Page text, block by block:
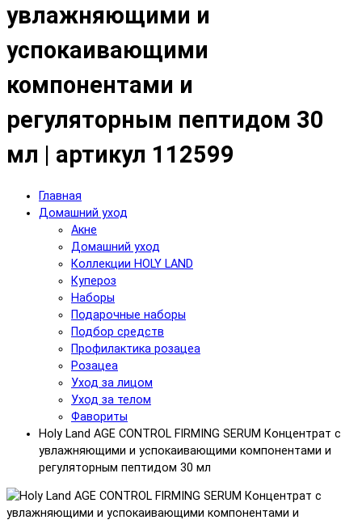
увлажняющими и
успокаивающими
компонентами и
регуляторным пептидом 30
мл | артикул 112599
Главная
Домашний уход
Акне
Домашний уход
Коллекции HOLY LAND
Купероз
Наборы
Подарочные наборы
Подбор средств
Профилактика розацеа
Розацеа
Уход за лицом
Уход за телом
Фавориты
Holy Land AGE CONTROL FIRMING SERUM Концентрат с
увлажняющими и успокаивающими компонентами и
регуляторным пептидом 30 мл